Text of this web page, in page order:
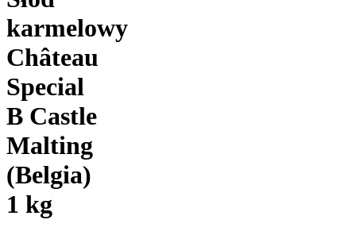
karmelowy
Château
Special
B Castle
Malting
(Belgia)
1 kg